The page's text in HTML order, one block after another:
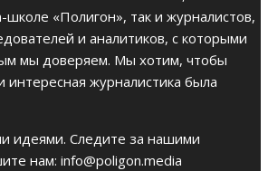
школе «Полигон», так и журналистов,
и аналитиков, с которыми
мы доверяем. Мы хотим, чтобы
интересная журналистика была
идеями. Следите за нашими
нам: info@poligon.media